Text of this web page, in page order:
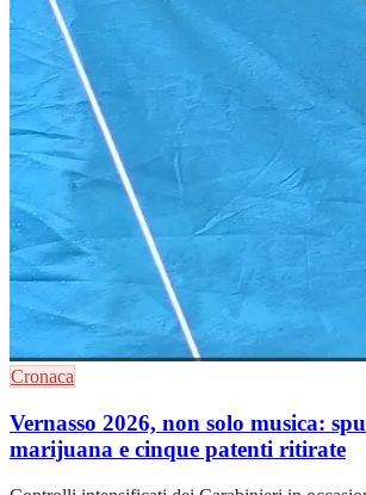
Cronaca
Vernasso 2026, non solo musica:
marijuana e cinque patenti ritirate